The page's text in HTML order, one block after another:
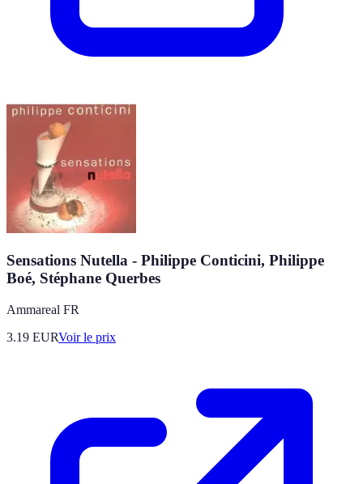
Sensations Nutella - Philippe Conticini, Philippe
Boé, Stéphane Querbes
Ammareal FR
3.19 EURVoir le prix